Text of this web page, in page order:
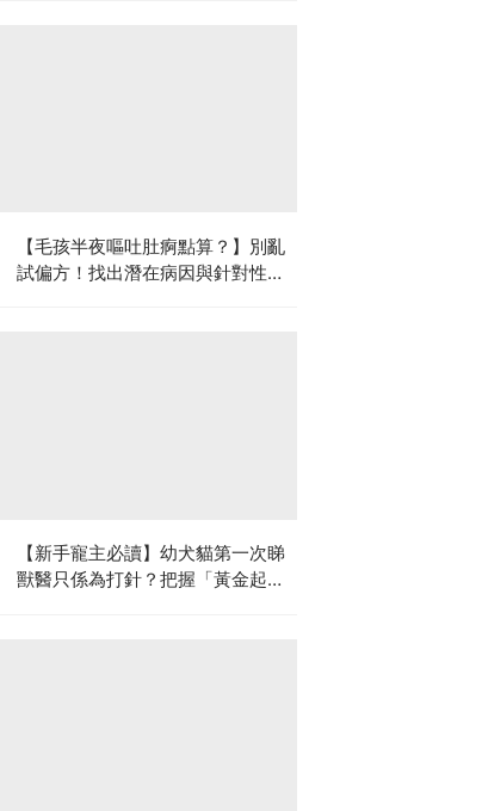
【毛孩半夜嘔吐肚痾點算？】別亂
試偏方！找出潛在病因與針對性營
【新手寵主必讀】幼犬貓第一次睇
獸醫只係為打針？把握「黃金起跑